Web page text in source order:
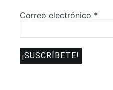
Correo electrónico *